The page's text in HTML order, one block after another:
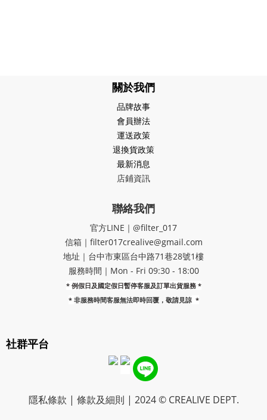
關於我們
品牌故事
會員辦法
運送政策
退換貨政策
最新消息
店鋪資訊
聯絡我們
官方LINE｜@filter_017
信箱｜filter017crealive@gmail.com
地址｜​台中市東區台中路71巷28號1樓
服務時間｜Mon - Fri 09:30 - 18:00
* 例假日及國定假日暫停客服及訂單出貨服務 *
* 非服務時間客服無法即時回覆，敬請見諒 *
社群平台
隱私條款 | 條款及細則 | 2024 © CREALIVE DEPT.